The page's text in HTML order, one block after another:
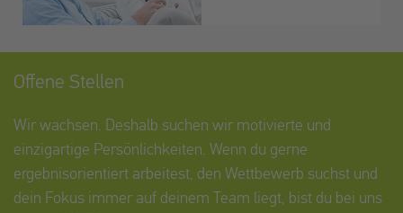
Offene Stellen
Wir wachsen. Deshalb suchen wir motivierte und
einzigartige Persönlichkeiten. Wenn du gerne
ergebnisorientiert arbeitest, den Wettbewerb suchst und
dein Fokus immer auf deinem Team liegt, bist du bei uns